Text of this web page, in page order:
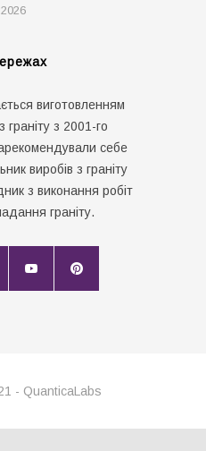
виготовленням
з 2001-го
себе
виробів з граніту
з виконання робіт
граніту.
- QuanticaLabs